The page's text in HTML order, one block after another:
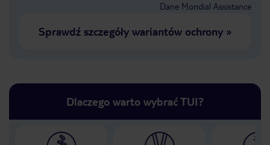
Dane Mondial Assistance
Sprawdź szczegóły wariantów ochrony»
Dlaczego warto wybrać TUI?